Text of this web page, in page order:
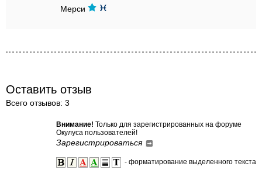
Мерси
Оставить отзыв
Всего отзывов: 3
Внимание! Только для зарегистрированных на форуме
Окулуса пользователей!
Зарегистрироваться
- форматирование выделенного текста